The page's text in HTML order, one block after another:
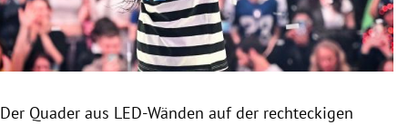
Untermenü
Untermenü
Der Quader aus LED-Wänden auf der rechteckigen